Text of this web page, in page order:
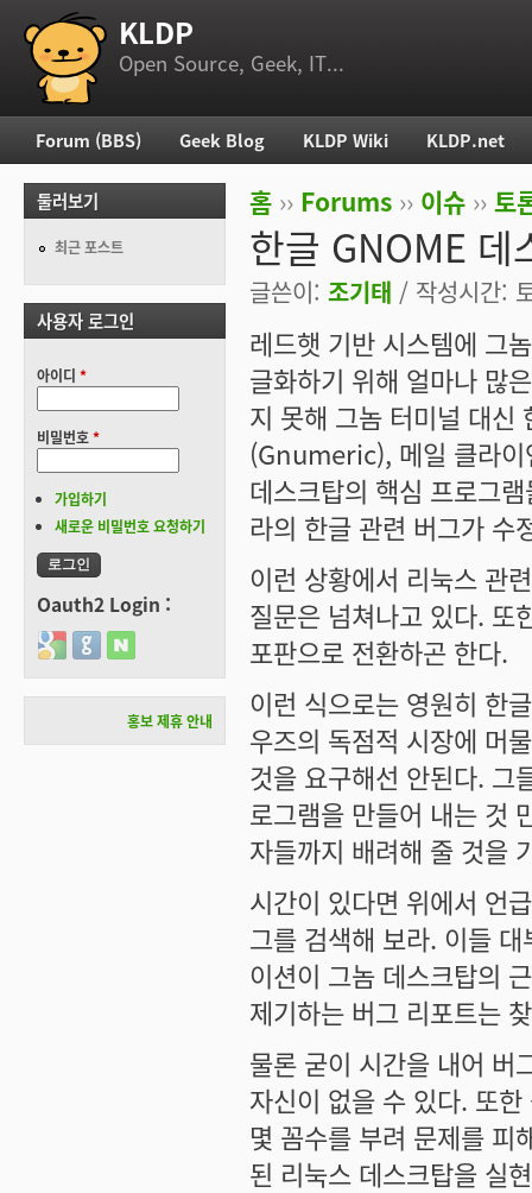
부 메뉴 KLDP
Open Source, Geek, IT...
현재 위치
홈 ›› Forums ›› 이슈 ›› 토
한글 GNOME 데
글쓴이: 조기태 / 작성시간:
레드햇 기반 시스템에 그
글화하기 위해 얼마나 많
지 못해 그놈 터미널 대
(Gnumeric), 메일 클라
데스크탑의 핵심 프로그
라의 한글 관련 버그가 수
이런 상황에서 리눅스 관
질문은 넘쳐나고 있다. 또
포판으로 전환하곤 한다.
이런 식으로는 영원히 한
우즈의 독점적 시장에 머
것을 요구해선 안된다. 그
로그램을 만들어 내는 것
자들까지 배려해 줄 것을
시간이 있다면 위에서 언
그를 검색해 보라. 이들
이션이 그놈 데스크탑의
제기하는 버그 리포트는
물론 굳이 시간을 내어 버
자신이 없을 수 있다. 또
몇 꼼수를 부려 문제를 피
된 리눅스 데스크탑을 실
주 메뉴
Forum (BBS) Geek Blog KLDP Wiki KLDP.net
둘러보기
최근 포스트
사용자 로그인
아이디 *
비밀번호*
가입하기
새로운 비밀번호 요청하기
Oauth2 Login :
Login with Google
Login with GitHub
Login with Naver
홍보 제휴 안내